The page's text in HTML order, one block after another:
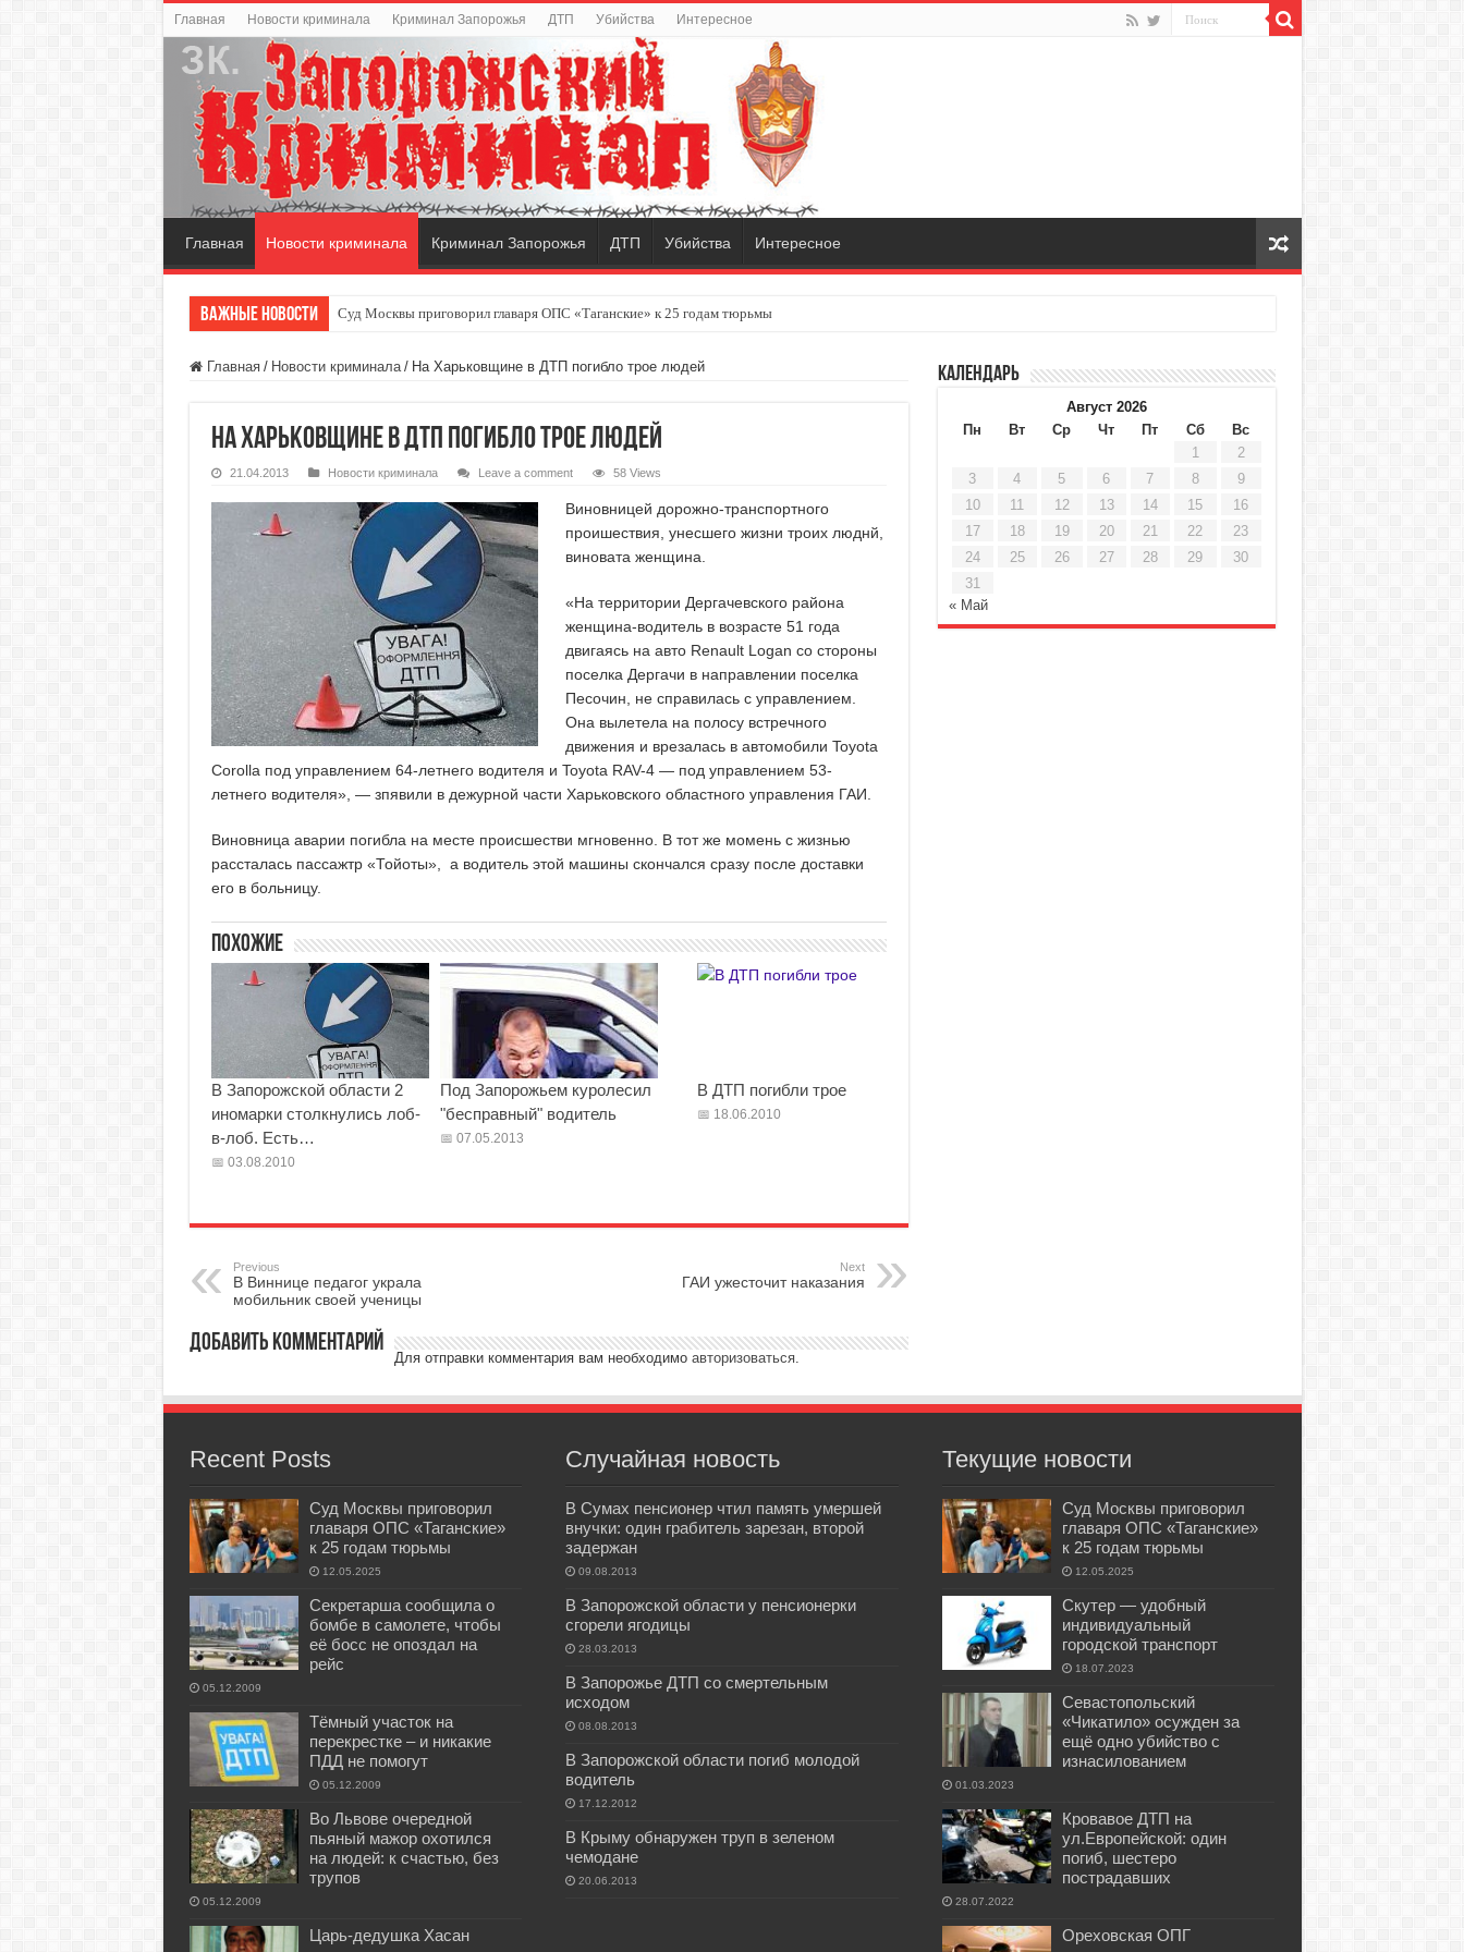
Главная Новости криминала Криминал Запорожья ДТП Убийства Интересное
Главная Новости криминала Криминал Запорожья ДТП Убийства Интересное
Важные новости Суд Москвы приговорил главаря ОПС «Таганские» к 25 годам тюрьмы
Главная / Новости криминала / На Харьковщине в ДТП погибло трое людей
На Харьковщине в ДТП погибло трое людей
21.04.2013 Новости криминала Leave a comment 58 Views
Виновницей дорожно-транспортного
проишествия, унесшего жизни троих люднй,
виновата женщина.
«На территории Дергачевского района
женщина-водитель в возрасте 51 года
двигаясь на авто Renault Logan со стороны
поселка Дергачи в направлении поселка
Песочин, не справилась с управлением.
Она вылетела на полосу встречного
движения и врезалась в автомобили Toyota
Corolla под управлением 64-летнего водителя и Toyota RAV-4 — под управлением 53-
летнего водителя», — зпявили в дежурной части Харьковского областного управления ГАИ.
Виновница аварии погибла на месте происшестви мгновенно. В тот же момень с жизнью
рассталась пассажтр «Тойоты», а водитель этой машины скончался сразу после доставки
его в больницу.
Похожие
В Запорожской области 2
иномарки столкнулись лоб-
в-лоб. Есть…
03.08.2010
Под Запорожьем куролесил
"бесправный" водитель
07.05.2013
В ДТП погибли трое
18.06.2010
Previous
В Виннице педагог украла
мобильник своей ученицы
Next
ГАИ ужесточит наказания
Добавить комментарий
Для отправки комментария вам необходимо авторизоваться.
Календарь
Август 2026
Пн
Вт Ср Чт Пт Сб
Вс
1
2
3
4 5 6 7 8
9
10
11 12 13 14 15
16
17
18 19 20 21 22
23
24
25 26 27 28 29
30
31
« Май
Recent Posts
Суд Москвы приговорил
главаря ОПС «Таганские»
к 25 годам тюрьмы
12.05.2025
Секретарша сообщила о
бомбе в самолете, чтобы
её босс не опоздал на
рейс
05.12.2009
Тёмный участок на
перекрестке – и никакие
ПДД не помогут
05.12.2009
Во Львове очередной
пьяный мажор охотился
на людей: к счастью, без
трупов
05.12.2009
Царь-дедушка Хасан
Случайная новость
В Сумах пенсионер чтил память умершей
внучки: один грабитель зарезан, второй
задержан
09.08.2013
В Запорожской области у пенсионерки
сгорели ягодицы
28.03.2013
В Запорожье ДТП со смертельным
исходом
08.08.2013
В Запорожской области погиб молодой
водитель
17.12.2012
В Крыму обнаружен труп в зеленом
чемодане
20.06.2013
Текущие новости
Суд Москвы приговорил
главаря ОПС «Таганские»
к 25 годам тюрьмы
12.05.2025
Скутер — удобный
индивидуальный
городской транспорт
18.07.2023
Севастопольский
«Чикатило» осужден за
ещё одно убийство с
изнасилованием
01.03.2023
Кровавое ДТП на
ул.Европейской: один
погиб, шестеро
пострадавших
28.07.2022
Ореховская ОПГ